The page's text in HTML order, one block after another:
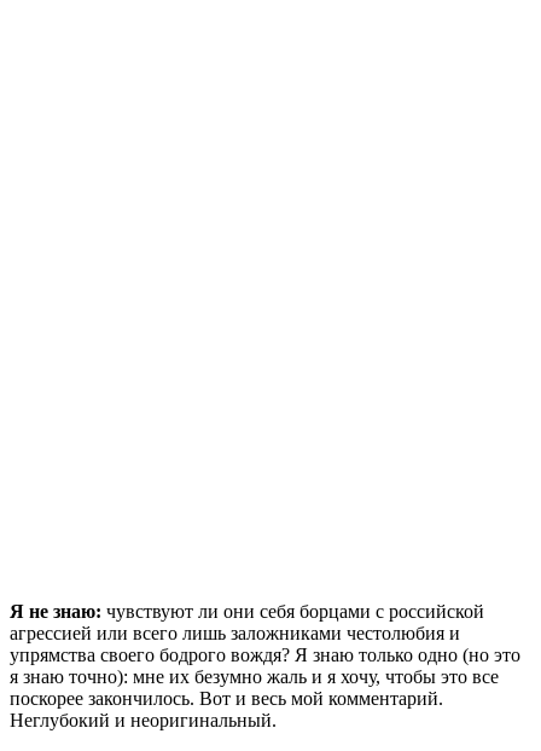
Я не знаю: чувствуют ли они себя борцами с российской
агрессией или всего лишь заложниками честолюбия и
упрямства своего бодрого вождя? Я знаю только одно (но это
я знаю точно): мне их безумно жаль и я хочу, чтобы это все
поскорее закончилось. Вот и весь мой комментарий.
Неглубокий и неоригинальный.